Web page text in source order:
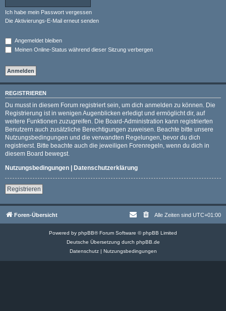
Ich habe mein Passwort vergessen
Die Aktivierungs-E-Mail erneut senden
Angemeldet bleiben
Meinen Online-Status während dieser Sitzung verbergen
REGISTRIEREN
Du musst in diesem Forum registriert sein, um dich anmelden zu können. Die
Registrierung ist in wenigen Augenblicken erledigt und ermöglicht dir, auf
weitere Funktionen zuzugreifen. Die Board-Administration kann registrierten
Benutzern auch zusätzliche Berechtigungen zuweisen. Beachte bitte unsere
Nutzungsbedingungen und die verwandten Regelungen, bevor du dich
registrierst. Bitte beachte auch die jeweiligen Forenregeln, wenn du dich in
diesem Board bewegst.
Nutzungsbedingungen | Datenschutzerklärung
Registrieren
Foren-Übersicht Alle Zeiten sind UTC+01:00
Powered by phpBB® Forum Software © phpBB Limited
Deutsche Übersetzung durch phpBB.de
Datenschutz| Nutzungsbedingungen